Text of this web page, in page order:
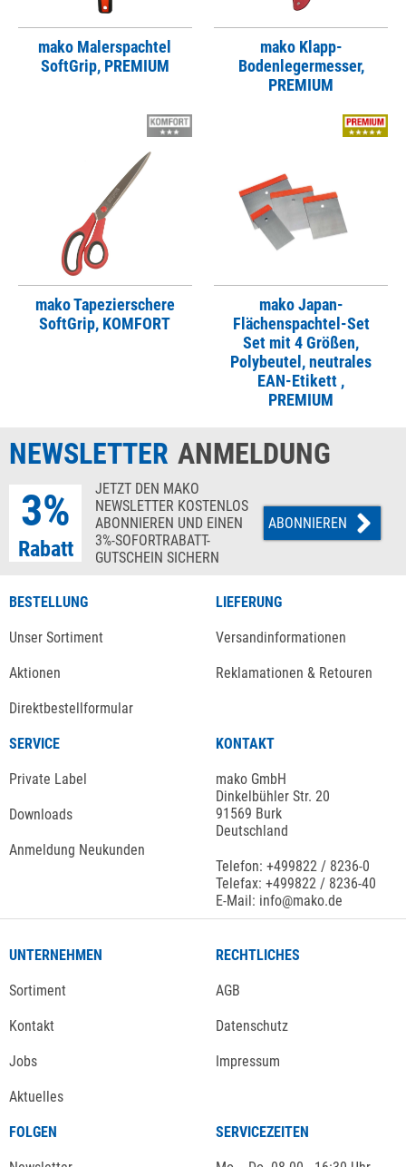
mako Malerspachtel
SoftGrip, PREMIUM
mako Klapp-
Bodenlegermesser,
PREMIUM
mako Tapezierschere
SoftGrip, KOMFORT
mako Japan-
Flächenspachtel-Set
Set mit 4 Größen,
Polybeutel, neutrales
EAN-Etikett ,
PREMIUM
NEWSLETTER ANMELDUNG
3%
Rabatt
JETZT DEN MAKO
NEWSLETTER KOSTENLOS
ABONNIEREN UND EINEN
3%-SOFORTRABATT-
GUTSCHEIN SICHERN
ABONNIEREN
BESTELLUNG
Unser Sortiment
Aktionen
Direktbestellformular
LIEFERUNG
Versandinformationen
Reklamationen & Retouren
SERVICE
Private Label
Downloads
Anmeldung Neukunden
KONTAKT
mako GmbH
Dinkelbühler Str. 20
91569 Burk
Deutschland
Telefon: +499822 / 8236-0
Telefax: +499822 / 8236-40
E-Mail: info@mako.de
UNTERNEHMEN
Sortiment
Kontakt
Jobs
Aktuelles
RECHTLICHES
AGB
Datenschutz
Impressum
FOLGEN SERVICEZEITEN